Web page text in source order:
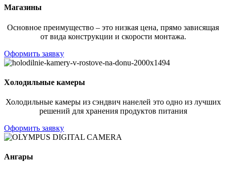
Магазины
Основное преимущество – это низкая цена, прямо зависящая
от вида конструкции и скорости монтажа.
Оформить заявку
Холодильные камеры
Холодильные камеры из сэндвич нанелей это одно из лучших
решений для хранения продуктов питания
Оформить заявку
Ангары